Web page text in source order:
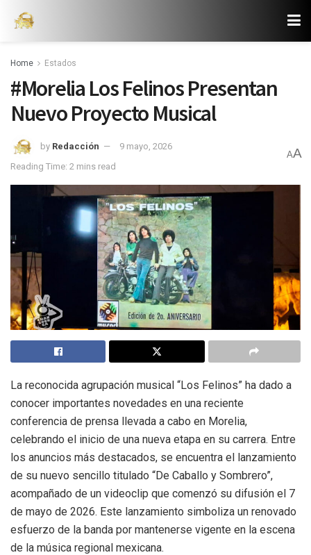
Home Estados
#Morelia Los Felinos Presentan
Nuevo Proyecto Musical
by Redacción
9 mayo, 2026
Reading Time: 2 mins read
AA
La reconocida agrupación musical “Los Felinos” ha dado a
conocer importantes novedades en una reciente
conferencia de prensa llevada a cabo en Morelia,
celebrando el inicio de una nueva etapa en su carrera. Entre
los anuncios más destacados, se encuentra el lanzamiento
de su nuevo sencillo titulado “De Caballo y Sombrero”,
acompañado de un videoclip que comenzó su difusión el 7
de mayo de 2026. Este lanzamiento simboliza un renovado
esfuerzo de la banda por mantenerse vigente en la escena
de la música regional mexicana.